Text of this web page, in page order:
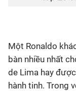
Một Ronaldo
bàn nhiều nhất
de Lima hay
hành tinh. Trong